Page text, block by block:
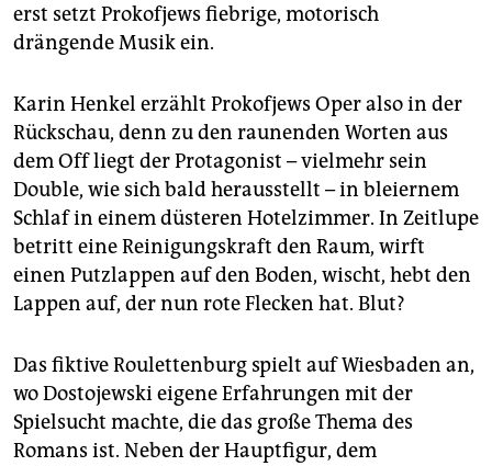
erst setzt Proko­fjews fiebrige, motorisch
drängende Musik ein.
Karin Henkel erzählt Prokofjews Oper also in der
Rückschau, denn zu den raunenden Worten aus
dem Off liegt der Protagonist – vielmehr sein
Double, wie sich bald herausstellt – in bleiernem
Schlaf in einem düsteren Hotelzimmer. In Zeitlupe
betritt eine Reinigungskraft den Raum, wirft
einen Putzlappen auf den Boden, wischt, hebt den
Lappen auf, der nun rote Flecken hat. Blut?
Das fiktive Roulettenburg spielt auf Wiesbaden an,
wo Dostojewski eigene Erfahrungen mit der
Spielsucht machte, die das große Thema des
Romans ist. Neben der Hauptfigur, dem